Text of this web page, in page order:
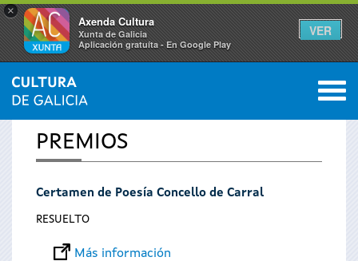
×
Axenda Cultura
Xunta de Galicia
Aplicación gratuíta - En Google Play
VER
Se
encuentra
usted
INICIO 0
PREMIOS
Certamen de Poesía Concello de Carral
RESUELTO
Más información